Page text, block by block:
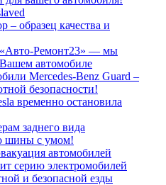
образец качества и
«Авто-Ремонт23» — мы
автомобиле
Mercedes-Benz Guard –
безопасности!
временно остановила
заднего вида
шины с умом!
автомобилей
серию электромобилей
и безопасной езды